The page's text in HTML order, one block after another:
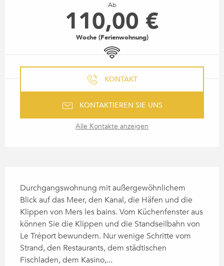
Ab
110,00 €
Woche (Ferienwohnung)
Wi-Fi
KONTAKT
KONTAKTIEREN SIE UNS
Alle Kontakte anzeigen
Durchgangswohnung mit außergewöhnlichem
Blick auf das Meer, den Kanal, die Häfen und die
Klippen von Mers les bains. Vom Küchenfenster aus
können Sie die Klippen und die Standseilbahn von
Le Tréport bewundern. Nur wenige Schritte vom
Strand, den Restaurants, dem städtischen
Fischladen, dem Kasino,...